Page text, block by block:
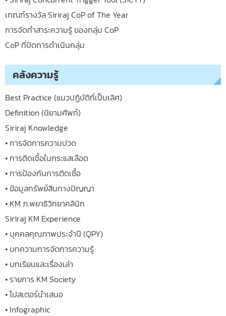
เกณฑ์รางวัล Siriraj CoP of The Year
การจัดทำสาระความรู้ ของกลุ่ม CoP
CoP ที่ปิดการดำเนินกลุ่ม
คลังความรู้
Best Practice (แนวปฏิบัติที่เป็นเลิศ)
Definition (นิยามศัพท์)
Siriraj Knowledge
• การจัดการความปวด
• การติดเชื้อในกระแสเลือด
• การป้องกันการติดเชื้อ
• ข้อมูลทรัพย์สินทางปัญญา
• KM ภ.พยาธิวิทยาคลินิก
Siriraj KM Experience
• บุคคลคุณภาพประจำปี (QPY)
• บทความการจัดการความรู้
• บทเรียนและเรื่องเล่า
• รายการ KM Society
• โปสเตอร์นำเสนอ
• Infographic